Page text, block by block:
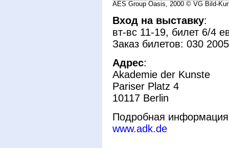
AES Group Oasis, 2000 © VG Bild-
Вход на выставку:
вт-вс 11-19, билет 6/4
Заказ билетов: 030
Адрес:
Akademie der Kunste
Pariser Platz 4
10117 Berlin
Подробная
www.adk.de